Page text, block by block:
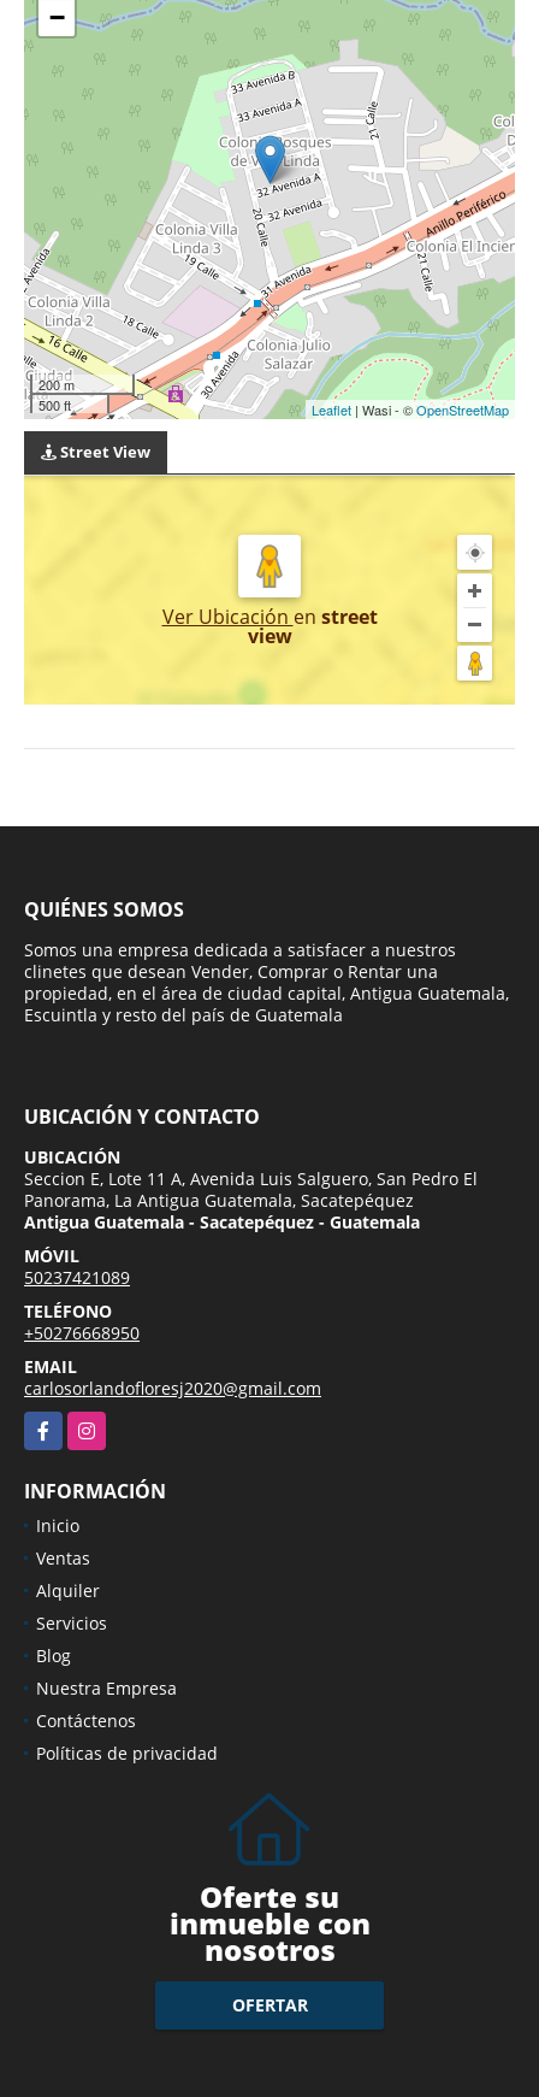
−
200 m
500 ft
Leaflet | Wasi - ©OpenStreetMap
Street View
Ver Ubicación en street
view
QUIÉNES SOMOS
Somos una empresa dedicada a satisfacer a nuestros
clinetes que desean Vender, Comprar o Rentar una
propiedad, en el área de ciudad capital, Antigua Guatemala,
Escuintla y resto del país de Guatemala
UBICACIÓN Y CONTACTO
UBICACIÓN
Seccion E, Lote 11 A, Avenida Luis Salguero, San Pedro El
Panorama, La Antigua Guatemala, Sacatepéquez
Antigua Guatemala - Sacatepéquez - Guatemala
MÓVIL
50237421089
TELÉFONO
+50276668950
EMAIL
carlosorlandofloresj2020@gmail.com
FacebookInstagram
INFORMACIÓN
Inicio
Ventas
Alquiler
Servicios
Blog
Nuestra Empresa
Contáctenos
Políticas de privacidad
Oferte su
inmueble con
nosotros
OFERTAR